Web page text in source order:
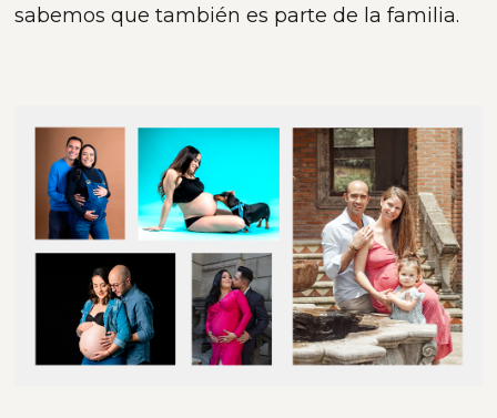
sabemos que también es parte de la familia.